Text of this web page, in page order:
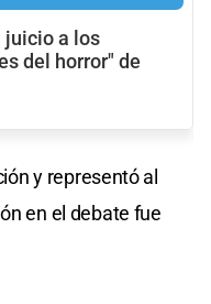
juicio a los
del horror" de
y representó al
en el debate fue